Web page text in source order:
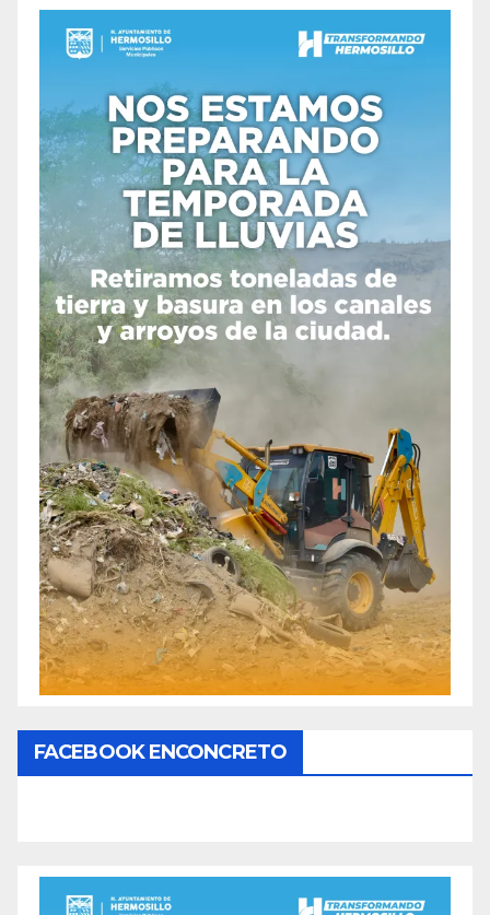
FACEBOOK ENCONCRETO